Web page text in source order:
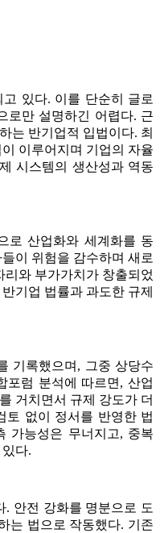
있다. 이를 단순히 글로
로만 설명하긴 어렵다. 근
는 반기업적 입법이다. 최
이루어지며 기업의 자율
시스템의 생산성과 역동
로 산업화와 세계화를 동
이 위험을 감수하며 새로
와 부가가치가 창출되었
기업 법률과 과도한 규제
기록했으며, 그중 상당수
포럼 분석에 따르면, 산업
거치면서 규제 강도가 더
토 없이 정서를 반영한 법
가능성은 무너지고, 중복
다.
. 안전 강화를 명분으로 도
는 법으로 작동했다. 기존